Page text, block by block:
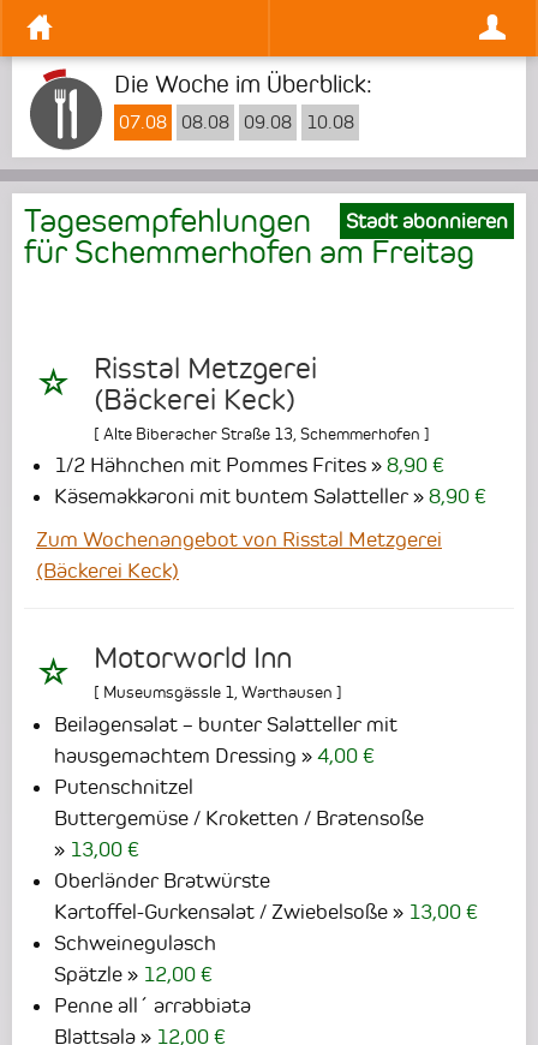
Die Woche im Überblick:
07.08 08.08 09.08 10.08
Stadt abonnieren
Tagesempfehlungen
für Schemmerhofen amFreitag
Risstal Metzgerei
(Bäckerei Keck)
[ Alte Biberacher Straße 13,Schemmerhofen ]
1/2 Hähnchen mit Pommes Frites
8,90 €
Käsemakkaroni mit buntem Salatteller
8,90 €
Zum Wochenangebot von Risstal Metzgerei
(Bäckerei Keck)
Motorworld Inn
[ Museumsgässle 1 Warthausen ]
Beilagensalat – bunter Salatteller mit
hausgemachtem Dressing
4,00 €
Putenschnitzel
Buttergemüse / Kroketten / Bratensoße
13,00 €
Oberländer Bratwürste
Kartoffel-Gurkensalat / Zwiebelsoße
13,00 €
Schweinegulasch
Spätzle
12,00 €
Penne all´ arrabbiata
Blattsala
12,00 €